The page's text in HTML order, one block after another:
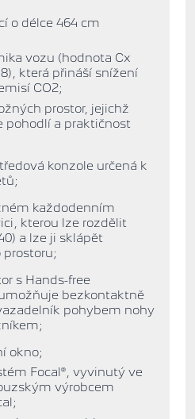
o délce 464 cm
vozu (hodnota Cx
, která přináší snížení
CO2;
prostor, jejichž
pohodlí a praktičnost
konzole určená k
každodenním
kterou lze rozdělit
a lze ji sklápět
s Hands-free
bezkontaktně
pohybem nohy
okno;
Focal®, vyvinutý ve
výrobcem